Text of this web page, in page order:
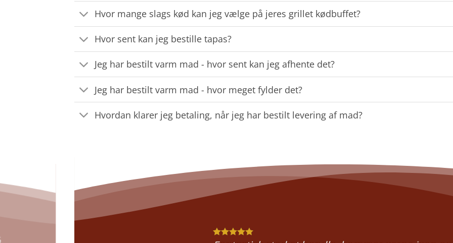
Hvor mange slags kød kan jeg vælge på jeres grillet kødbuffet?
Hvor sent kan jeg bestille tapas?
Jeg har bestilt varm mad - hvor sent kan jeg afhente det?
Jeg har bestilt varm mad - hvor meget fylder det?
Hvordan klarer jeg betaling, når jeg har bestilt levering af mad?